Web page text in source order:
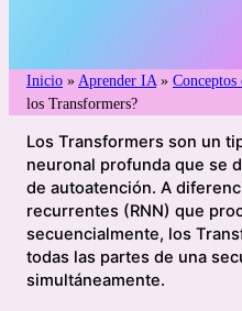
Inicio » Aprender IA »
los Transformers?
Los Transformers son un
neuronal profunda que se
de autoatención. A
recurrentes (RNN) que
secuencialmente, los
todas las partes de una
simultáneamente.